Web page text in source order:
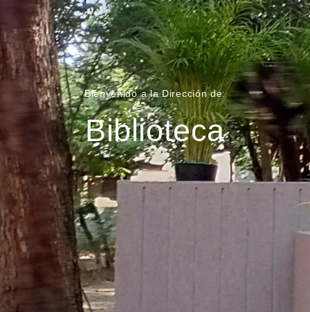
Bienvenido a la Dirección de:
Biblioteca